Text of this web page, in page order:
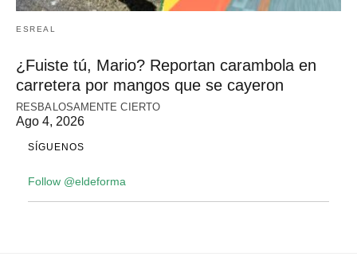
ESREAL
¿Fuiste tú, Mario? Reportan carambola en
carretera por mangos que se cayeron
RESBALOSAMENTE CIERTO
Ago 4, 2026
SÍGUENOS
Follow @eldeforma